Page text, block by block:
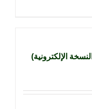
الإلكترونية)